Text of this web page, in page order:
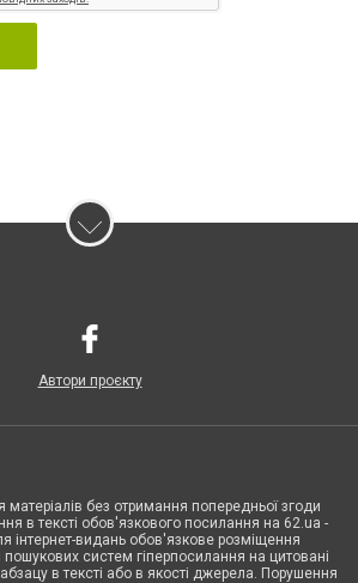
Автори проєкту
матеріалів без отримання попередньої згоди
в тексті обов'язкового посилання на 62.ua -
інтернет-видань обов'язкове розміщення
пошукових систем гіперпосилання на цитовані
в тексті або в якості джерела. Порушення